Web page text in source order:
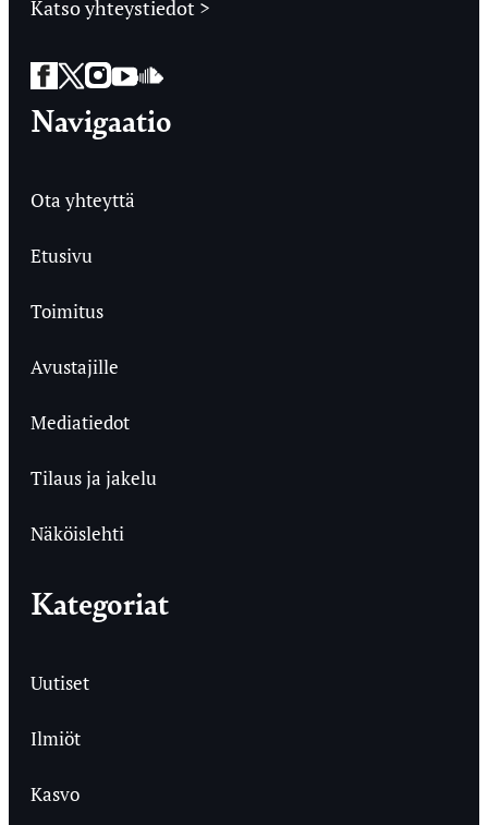
Katso yhteystiedot >
Facebook
Twitter
Instagram
YouTube
SoundCloud
Navigaatio
Ota yhteyttä
Etusivu
Toimitus
Avustajille
Mediatiedot
Tilaus ja jakelu
Näköislehti
Kategoriat
Uutiset
Ilmiöt
Kasvo